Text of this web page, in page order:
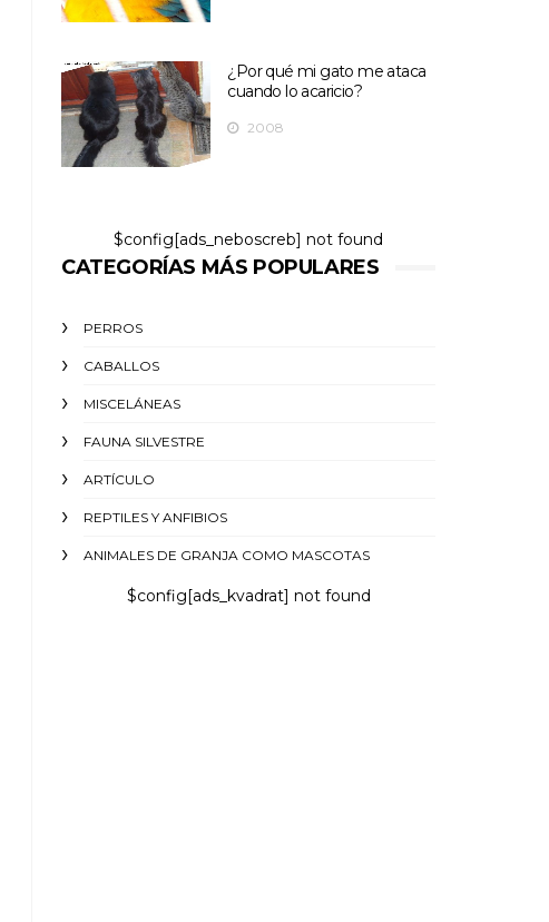
¿Por qué mi gato me ataca
cuando lo acaricio?
2008
$config[ads_neboscreb] not found
CATEGORÍAS MÁS POPULARES
PERROS
CABALLOS
MISCELÁNEAS
FAUNA SILVESTRE
ARTÍCULO
REPTILES Y ANFIBIOS
ANIMALES DE GRANJA COMO MASCOTAS
$config[ads_kvadrat] not found